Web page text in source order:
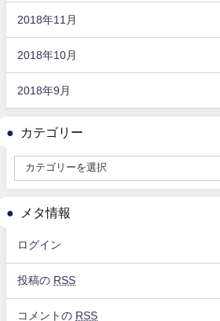
2018年11月
2018年10月
2018年9月
カテゴリー
メタ情報
ログイン
投稿の RSS
コメントの RSS